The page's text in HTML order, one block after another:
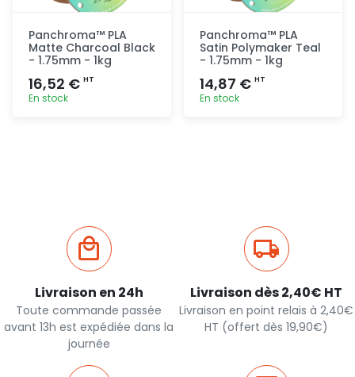
Panchroma™ PLA
Matte Charcoal Black
- 1.75mm - 1kg
16,52 € HT
En stock
Panchroma™ PLA
Satin Polymaker Teal
- 1.75mm - 1kg
14,87 € HT
En stock
Livraison en 24h
Toute commande passée
avant 13h est expédiée dans la
journée
Livraison dès 2,40€ HT
Livraison en point relais à 2,40€
HT (offert dès 19,90€)